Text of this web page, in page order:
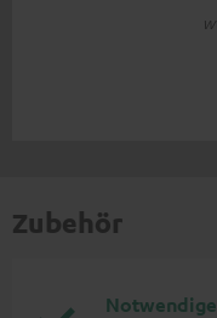
Zubehör